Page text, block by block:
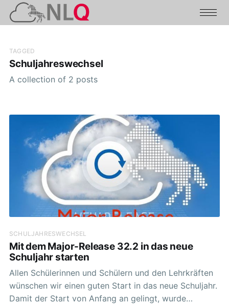
TAGGED
Schuljahreswechsel
A collection of 2 posts
SCHULJAHRESWECHSEL
Mit dem Major-Release 32.2 in das neue
Schuljahr starten
Allen Schülerinnen und Schülern und den Lehrkräften
wünschen wir einen guten Start in das neue Schuljahr.
Damit der Start von Anfang an gelingt, wurde